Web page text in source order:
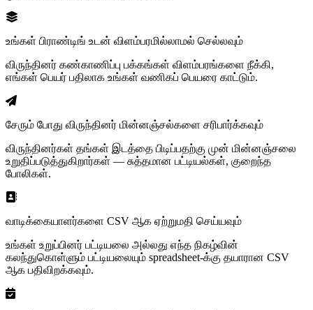
உங்கள் பிராண்டிங் உடன் விளம்பரமில்லாமல் செல்லவும்
விருந்தினர் கண்காணிப்பு பக்கங்கள் விளம்பரங்களை நீக்கி,
எங்கள் பெயர் பதிலாக உங்கள் வணிகப் பெயரை காட்டும்.
சேரும் போது விருந்தினர் மின்னஞ்சல்களை சரிபார்க்கவும்
விருந்தினர்கள் தங்கள் இடத்தை பிடிப்பதற்கு முன் மின்னஞ்சலை
உறுதிப்படுத்துகிறார்கள் — சுத்தமான பட்டியல்கள், குறைந்த
போலிகள்.
வாடிக்கையாளர்களை CSV ஆக ஏற்றுமதி செய்யவும்
உங்கள் உறுப்பினர் பட்டியலை அல்லது எந்த நிகழ்வின்
கலந்துகொள்ளும் பட்டியலையும் spreadsheet-க்கு தயாரான CSV
ஆக பதிவிறக்கவும்.